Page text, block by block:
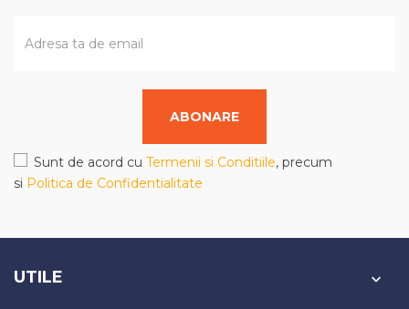
ABONARE
Sunt de acord cu Termenii si Conditiile, precum
si Politica de Confidentialitate
UTILE 